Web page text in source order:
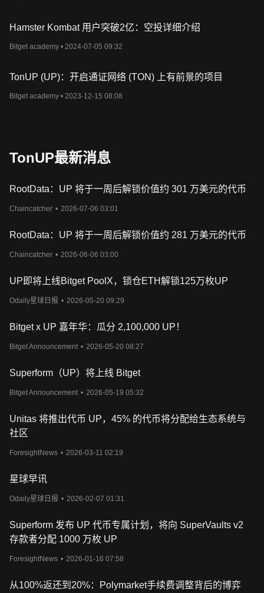
括两个关键部分：流动性监督计划和价格保护计划。参与流动性监
督计划的项目会将其筹得资金中很大一部分投入
定期限内为代币价格提供兜底，从而为投资者提供了更强的安全
TonUP面向不同的受众，包括项目开发人员和加密货币爱好者。它
UP代币？
UP是TonUP生态系统的实用代币。持有者可独家访问
部分，支持用户参与项目的治理机制。 DAO 将监管DAO金库，
收入的一部分将用于支持TON 上的初创企业，从而扩大生
态系统。值得注意的是， TonUP DAO
枚，分配计划包括 IDO IEO、战略/私人筹款、DAO、生态系统、
Hamster Kombat 用户突破2亿：空投详细介绍
Bitget academy • 2024-07-05 09:32
TonUP (UP)：开启通证网络 (TON) 上有前景的项目
Bitget academy • 2023-12-15 08:08
TonUP最新消息
RootData：UP 将于一周后解锁价值约 301 万美元的代币
Chaincatcher • 2026-07-06 03:01
RootData：UP 将于一周后解锁价值约 281 万美元的代币
Chaincatcher • 2026-06-06 03:00
UP即将上线Bitget PoolX，锁仓ETH解锁125万枚UP
Odaily星球日报 • 2026-05-20 09:29
Bitget x UP 嘉年华：瓜分 2,100,000 UP！
Bitget Announcement • 2026-05-20 08:27
Superform（UP）将上线 Bitget
Bitget Announcement • 2026-05-19 05:32
Unitas 将推出代币 UP，45% 的代币将分配给生态系统与
社区
ForesightNews • 2026-03-11 02:19
星球早讯
Odaily星球日报 • 2026-02-07 01:31
Superform 发布 UP 代币专属计划，将向 SuperVaults v2
存款者分配 1000 万枚 UP
ForesightNews • 2026-01-16 07:58
从100%返还到20%：Polymarket手续费调整背后的博弈